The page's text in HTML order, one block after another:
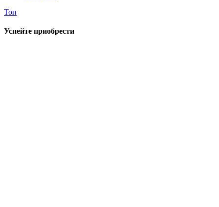
Топ
Успейте приобрести